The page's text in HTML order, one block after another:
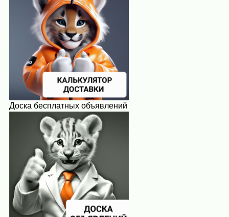
Доска бесплатных объявлений